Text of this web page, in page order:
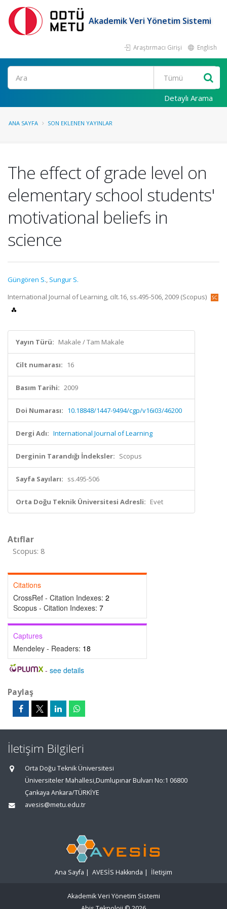
Akademik Veri Yönetim Sistemi
Araştırmacı Girişi English
Ara
Detaylı Arama
ANA SAYFA SON EKLENEN YAYINLAR
The effect of grade level on
elementary school students'
motivational beliefs in
science
Güngören S., Sungur S.
International Journal of Learning, cilt.16, ss.495-506, 2009 (Scopus)
Yayın Türü: Makale / Tam Makale
Cilt numarası: 16
Basım Tarihi: 2009
Doi Numarası: 10.18848/1447-9494/cgp/v16i03/46200
Dergi Adı: International Journal of Learning
Derginin Tarandığı İndeksler: Scopus
Sayfa Sayıları: ss.495-506
Orta Doğu Teknik Üniversitesi Adresli: Evet
Atıflar
Scopus: 8
Citations
CrossRef - Citation Indexes: 2
Scopus - Citation Indexes: 7
Captures
Mendeley - Readers: 18
- see details
Paylaş
İletişim Bilgileri
Orta Doğu Teknik Üniversitesi
Üniversiteler Mahallesi,Dumlupınar Bulvarı No:1 06800
Çankaya Ankara/TÜRKİYE
avesis@metu.edu.tr
Ana Sayfa | AVESİS Hakkında | İletişim
Akademik Veri Yönetim Sistemi